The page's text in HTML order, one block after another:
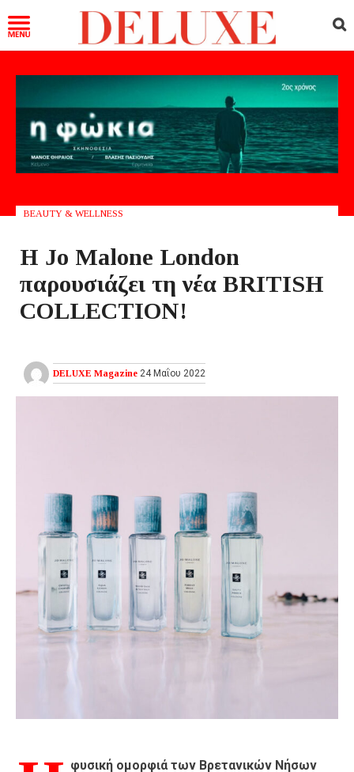
BEAUTY & WELLNESS
Η Jo Malone London
παρουσιάζει τη νέα BRITISH
COLLECTION!
DELUXE Magazine 24 Μαΐου 2022
φυσική οµορφιά των Βρετανικών Νήσων